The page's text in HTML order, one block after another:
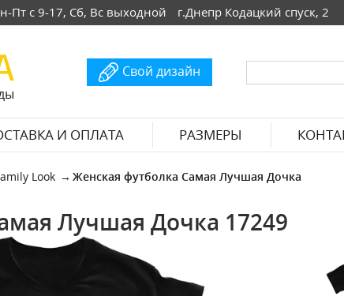
Пт с 9-17, Сб, Вс выходной г.Днепр Кодацкий спуск, 2
Свой дизайн
И ОПЛАТА РАЗМЕРЫ
Look Женская футболка Самая Лучшая Дочка
Лучшая Дочка 17249